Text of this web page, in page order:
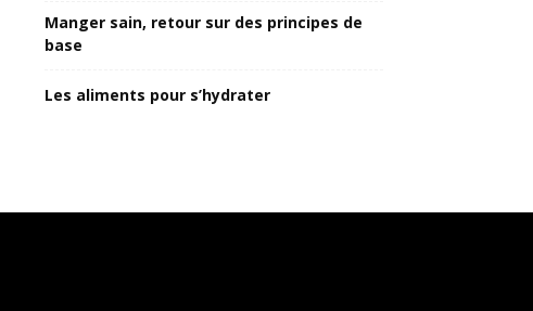
Manger sain, retour sur des principes de
base
Les aliments pour s’hydrater